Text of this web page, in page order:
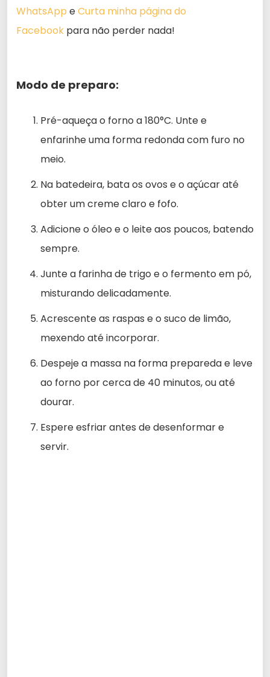
WhatsApp eCurta minha página do
Facebook para não perder nada!
Modo de preparo:
Pré-aqueça o forno a 180°C. Unte e
enfarinhe uma forma redonda com furo no
meio.
Na batedeira, bata os ovos e o açúcar até
obter um creme claro e fofo.
Adicione o óleo e o leite aos poucos, batendo
sempre.
Junte a farinha de trigo e o fermento em pó,
misturando delicadamente.
Acrescente as raspas e o suco de limão,
mexendo até incorporar.
Despeje a massa na forma prepareda e leve
ao forno por cerca de 40 minutos, ou até
dourar.
Espere esfriar antes de desenformar e
servir.